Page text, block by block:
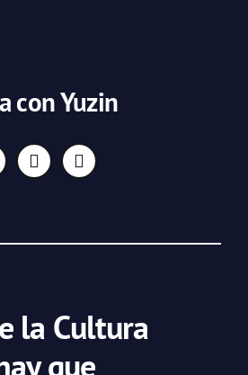
con Yuzin
la Cultura
que